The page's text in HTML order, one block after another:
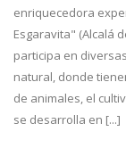
enriquecedora
Esgaravita" (Alcalá
participa en
natural, donde
de animales, el
se desarrolla en [...]